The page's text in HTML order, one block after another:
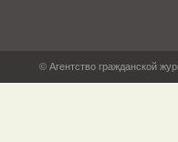
© Агентство гражданской